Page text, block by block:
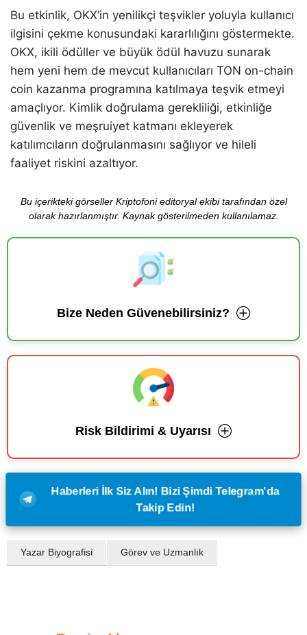
Bu etkinlik, OKX’in yenilikçi teşvikler yoluyla kullanıcı
ilgisini çekme konusundaki kararlılığını göstermekte.
OKX, ikili ödüller ve büyük ödül havuzu sunarak
hem yeni hem de mevcut kullanıcıları TON on-chain
coin kazanma programına katılmaya teşvik etmeyi
amaçlıyor. Kimlik doğrulama gerekliliği, etkinliğe
güvenlik ve meşruiyet katmanı ekleyerek
katılımcıların doğrulanmasını sağlıyor ve hileli
faaliyet riskini azaltıyor.
Bu içerikteki görseller Kriptofoni editoryal ekibi tarafından özel
olarak hazırlanmıştır. Kaynak gösterilmeden kullanılamaz.
Bize Neden Güvenebilirsiniz?
Risk Bildirimi & Uyarısı
Haberleri İlk Siz Alın! Bizi Şimdi Telegram'da
Takip Edin!
Yazar Biyografisi Görev ve Uzmanlık